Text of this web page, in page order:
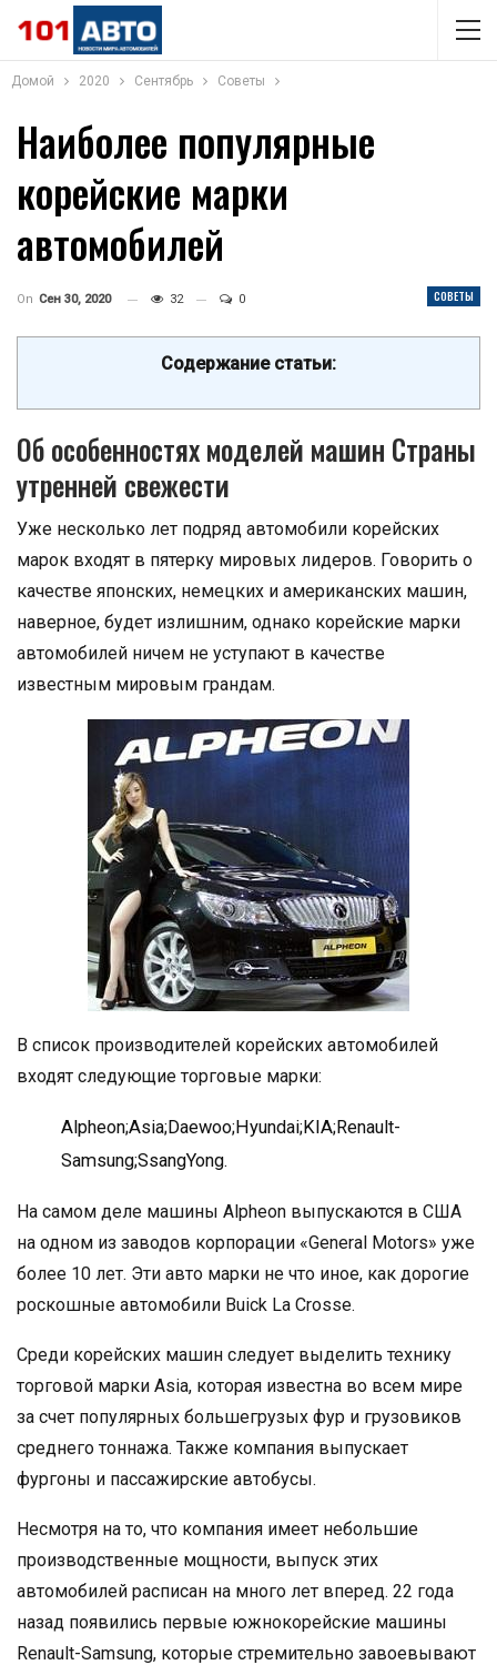
Домой 2020 Сентябрь Советы
Наиболее популярные
корейские марки
автомобилей
СОВЕТЫ
On Сен 30, 2020 32 0
Содержание статьи:
Об особенностях моделей машин Страны
утренней свежести
Уже несколько лет подряд автомобили корейских
марок входят в пятерку мировых лидеров. Говорить о
качестве японских, немецких и американских машин,
наверное, будет излишним, однако корейские марки
автомобилей ничем не уступают в качестве
известным мировым грандам.
В список производителей корейских автомобилей
входят следующие торговые марки:
Alpheon;Asia;Daewoo;Hyundai;KIA;Renault-
Samsung;SsangYong.
На самом деле машины Alpheon выпускаются в США
на одном из заводов корпорации «General Motors» уже
более 10 лет. Эти авто марки не что иное, как дорогие
роскошные автомобили Buick La Crosse.
Среди корейских машин следует выделить технику
торговой марки Asia, которая известна во всем мире
за счет популярных большегрузых фур и грузовиков
среднего тоннажа. Также компания выпускает
фургоны и пассажирские автобусы.
Несмотря на то, что компания имеет небольшие
производственные мощности, выпуск этих
автомобилей расписан на много лет вперед. 22 года
назад появились первые южнокорейские машины
Renault-Samsung, которые стремительно завоевывают